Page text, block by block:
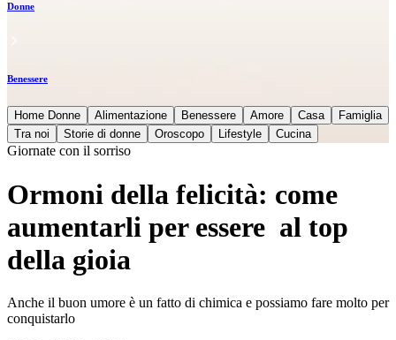
Donne
Benessere
Home Donne Alimentazione Benessere Amore Casa
Famiglia
Tra noi
Storie di donne Oroscopo Lifestyle Cucina
Giornate con il sorriso
Ormoni della felicità: come
aumentarli per essere al top
della gioia
Anche il buon umore è un fatto di chimica e possiamo fare molto per
conquistarlo